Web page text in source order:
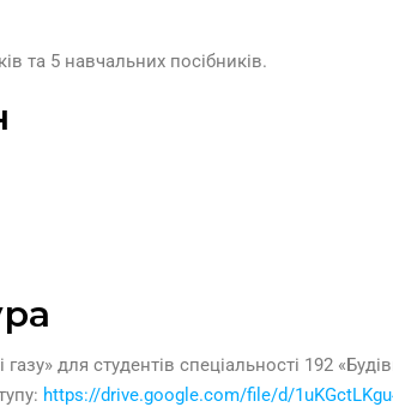
та 5 навчальних посібників.
для студентів спеціальності 192
https://drive.google.com/file/d/